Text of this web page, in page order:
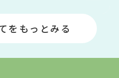
あります。JR「大久保
イオンをはじめとした買
い物にも困りません。
をもっとみる